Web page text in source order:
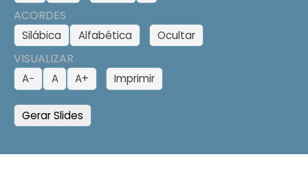
ACORDES
Silábica Alfabética Ocultar
VISUALIZAR
A− A A+ Imprimir
Gerar Slides